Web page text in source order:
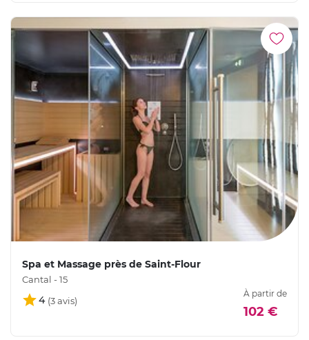
Spa et Massage près de Saint-Flour
Cantal - 15
4
À partir de
102 €